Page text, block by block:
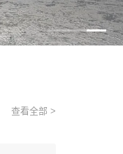
查看全部 >